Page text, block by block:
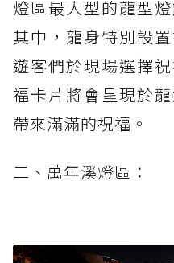
燈區最大型的龍型
其中，龍身特別設
遊客們於現場選擇
福卡片將會呈現於
帶來滿滿的祝福。
二、萬年溪燈區：